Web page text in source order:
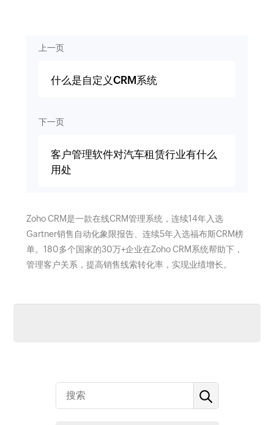
上一页
什么是自定义CRM系统
下一页
客户管理软件对汽车租赁行业有什么
用处
Zoho CRM是一款在线CRM管理系统，连续14年入选
Gartner销售自动化象限报告、连续5年入选福布斯CRM榜
单。180多个国家的30万+企业在Zoho CRM系统帮助下，
管理客户关系，提高销售线索转化率，实现业绩增长。